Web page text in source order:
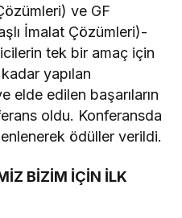
ve GF
İmalat Çözümleri)-
tek bir amaç için
yapılan
elde edilen başarıların
oldu. Konferansda
ödüller verildi.
BİZİM İÇİN İLK